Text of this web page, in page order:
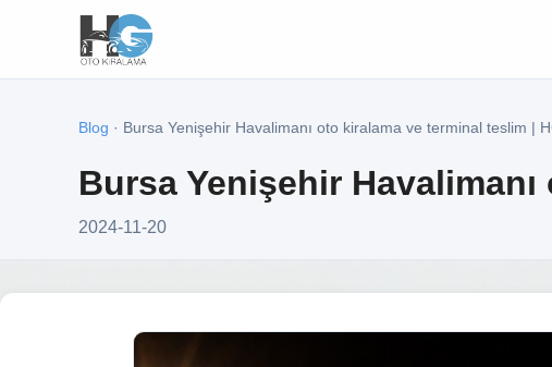
Blog · Bursa Yenişehir Havalimanı oto kiralama ve terminal teslim |
Bursa Yenişehir
2024-11-20